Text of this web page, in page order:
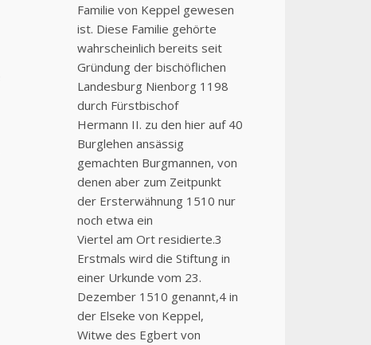
Familie von Keppel gewesen
ist. Diese Familie gehörte
wahrscheinlich bereits seit
Gründung der bischöflichen
Landesburg Nienborg 1198
durch Fürstbischof
Hermann II. zu den hier auf 40
Burglehen ansässig
gemachten Burgmannen, von
denen aber zum Zeitpunkt
der Ersterwähnung 1510 nur
noch etwa ein
Viertel am Ort residierte.3
Erstmals wird die Stiftung in
einer Urkunde vom 23.
Dezember 1510 genannt,4 in
der Elseke von Keppel,
Witwe des Egbert von